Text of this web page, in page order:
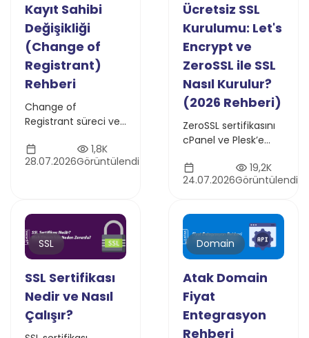
Kayıt Sahibi
Değişikliği
(Change of
Registrant)
Rehberi
Change of
Registrant süreci ve
(Yetkilendirilmiş
Temsilci) seçeneği
işlemlerini adım
adım öğrenin.
28.07.2026
1,8K
Görüntülendi
Ücretsiz SSL
Kurulumu: Let's
Encrypt ve
ZeroSSL ile SSL
Nasıl Kurulur?
(2026 Rehberi)
ZeroSSL sertifikasını
cPanel ve Plesk’e
yükleme adımlarını
takip edin. Her iki
kullanıcı dostudur ve
benzerdir
24.07.2026
19,2K
Görüntülendi
SSL
SSL Sertifikası
Nedir ve Nasıl
Çalışır?
Domain
Atak Domain
Fiyat
Entegrasyon
Rehberi